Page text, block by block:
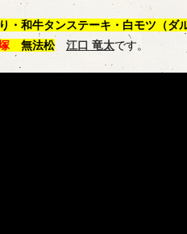
・和牛タンステーキ・白モツ（ダル
無法松 江口 竜太です。